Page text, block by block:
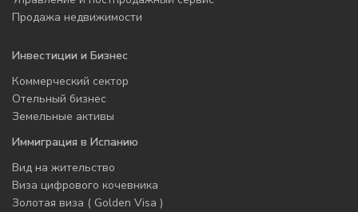
Продажа недвижимости
Инвестиции и Бизнес
Коммерческий сектор
Отельный бизнес
Земельные активы
Иммиграция в Испанию
Вид на жительство
Виза цифрового кочевника
Золотая виза ( Golden Visa )